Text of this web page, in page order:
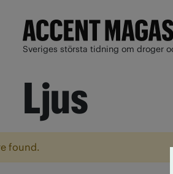
Sveriges största tidning om droger
Ljus
found.